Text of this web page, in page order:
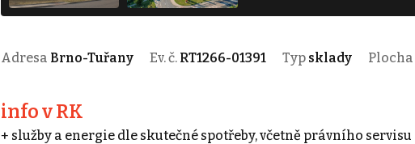
Adresa Brno-Tuřany Ev. č. RT1266-01391 Typ sklady Plocha
info v RK
+ služby a energie dle skutečné spotřeby, včetně právního servisu